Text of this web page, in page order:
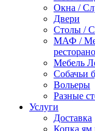
Окна /
Двери
Столы /
МАФ /
Мебель
Собачьи
Вольеры
Разные
Услуги
Доставка
Копка ям